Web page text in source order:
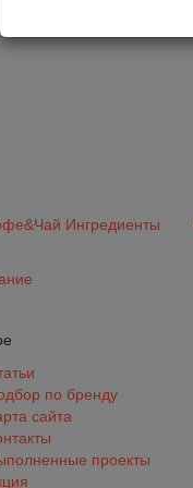
Ингредиенты
по бренду
сайта
проекты